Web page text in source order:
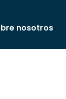
nosotros